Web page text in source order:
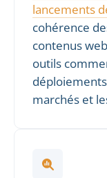
lancements
cohérence
contenus
outils
marchés et